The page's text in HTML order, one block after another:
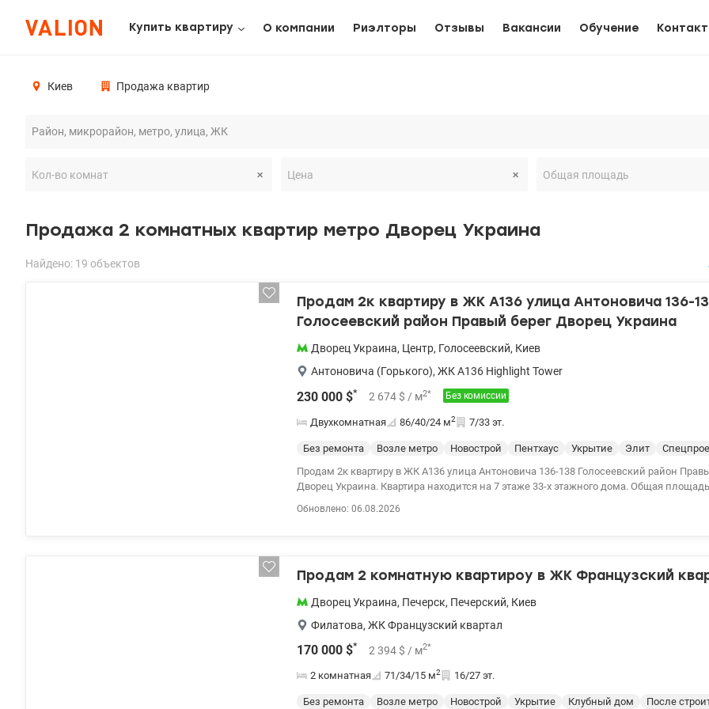
Купить квартиру О компании Риэлторы Отзывы Вакансии Обучение
Киев Продажа квартир
Продажа 2 комнатных квартир метро Дворец Украина
Найдено: 19 объектов
Продам 2к квартиру в ЖК А136 улица Антоновича 136-
Голосеевский район Правый берег Дворец Украина
Дворец Украина, Центр, Голосеевский, Киев
Антоновича (Горького), ЖК A136 Highlight Tower
230 000 $* 2 674 $ / м2* Без комиссии
Двухкомнатная 86/40/24 м2 7/33 эт.
Без ремонта Возле метро Новострой Пентхаус Укрытие Элит
Продам 2к квартиру в ЖК А136 улица Антоновича 136-138 Голосеевский район
Дворец Украина. Квартира находится на 7 этаже 33-х этажного дома. Общая
фитнес зона с индивидуальными программами тренировок и оздоровления;
этажей – 3м., в пентхаусах – 3,3м. - лифты – 5 основных и 2 для нежилого фонда; -
фасад - с 5 по 34 этажа - навесной вентилируемый с отделкой из керамогранита,
минеральная вата; - двери - металлические противоударные огнеупорные, 2 типа
высокотехнологичные 5-камерные с УФ покрытием, шумоизоляцией и
энергосберегающие технологии - усиленная теплоизоляция дома, индивидуальное
ПИТАНИЕ - в доме остается 2 мощных генератора, которые смогут полностью
Обновлено: 06.08.2026
Продам 2 комнатную квартироу в ЖК Французский
Дворец Украина, Печерск, Печерский, Киев
Филатова, ЖК Французский квартал
170 000 $* 2 394 $ / м2*
2 комнатная 71/34/15 м2 16/27 эт.
Без ремонта Возле метро Новострой Укрытие Клубный дом
После